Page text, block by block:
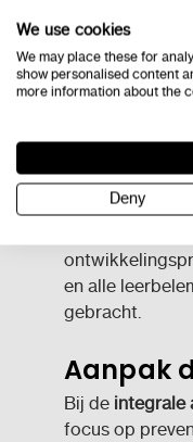
voldoen aan
Hiermee
hardnekkige
Er zijn geen
3. Indicerende
en alle
gebracht.
Aanpak
Bij de integrale
focus op
We use cookies
We may place these for
show personalised content
more information about the
Deny